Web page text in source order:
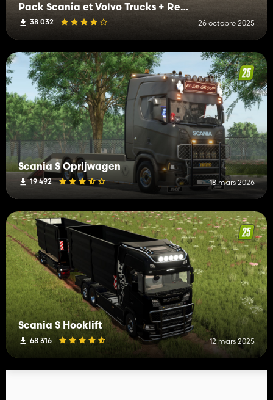
Pack Scania et Volvo Trucks + Remorques
38 032 26 octobre 2025
Scania S Oprijwagen
19 492 18 mars 2026
Scania S Hooklift
68 316 12 mars 2025